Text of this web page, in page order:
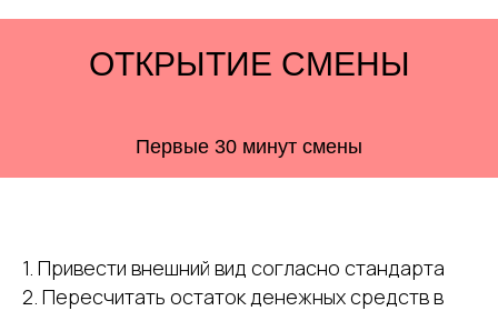
ОТКРЫТИЕ СМЕНЫ
Первые 30 минут смены
1. Привести внешний вид согласно стандарта
2. Пересчитать остаток денежных средств в